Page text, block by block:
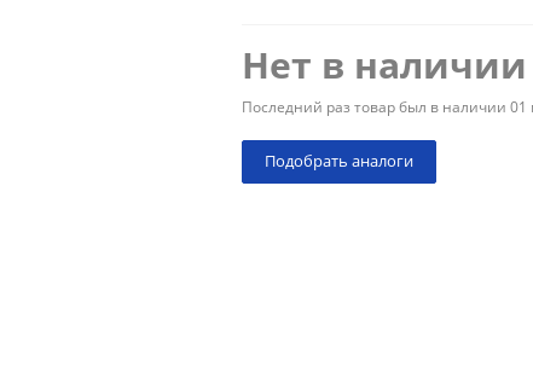
Нет в наличии
Последний раз товар был в наличии 01
Подобрать аналоги